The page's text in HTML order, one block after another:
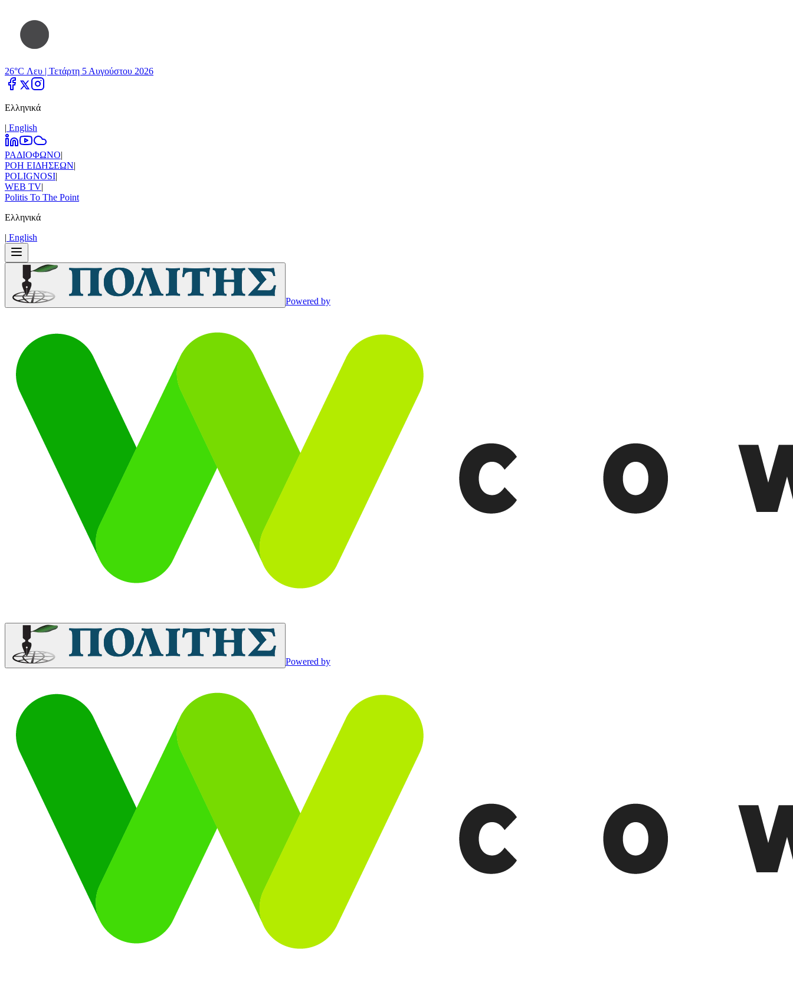
26°C Λευ | Τετάρτη 5 Αυγούστου 2026
Ελληνικά
| Εnglish
ΡΑΔΙΟΦΩΝΟ|
ΡΟΗ ΕΙΔΗΣΕΩΝ|
POLIGNOSI|
WEB TV|
Politis To The Point
Ελληνικά
| Εnglish
Powered by
Powered by